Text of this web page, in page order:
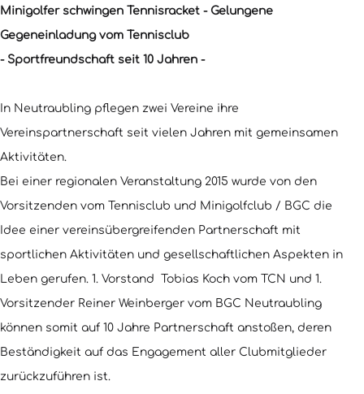
Minigolfer schwingen Tennisracket - Gelungene
Gegeneinladung vom Tennisclub
- Sportfreundschaft seit 10 Jahren -
In Neutraubling pflegen zwei Vereine ihre
Vereinspartnerschaft seit vielen Jahren mit gemeinsamen
Aktivitäten.
Bei einer regionalen Veranstaltung 2015 wurde von den
Vorsitzenden vom Tennisclub und Minigolfclub / BGC die
Idee einer vereinsübergreifenden Partnerschaft mit
sportlichen Aktivitäten und gesellschaftlichen Aspekten in
Leben gerufen. 1. Vorstand Tobias Koch vom TCN und 1.
Vorsitzender Reiner Weinberger vom BGC Neutraubling
können somit auf 10 Jahre Partnerschaft anstoßen, deren
Beständigkeit auf das Engagement aller Clubmitglieder
zurückzuführen ist.